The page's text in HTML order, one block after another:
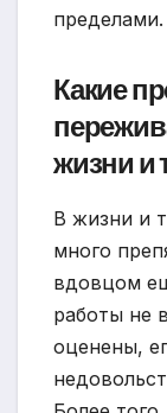
пределами.
Какие
жизни и
В жизни и
много
вдовцом
работы не
оценены,